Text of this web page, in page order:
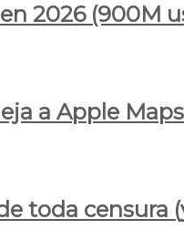
2026 (900M
a Apple
toda censura